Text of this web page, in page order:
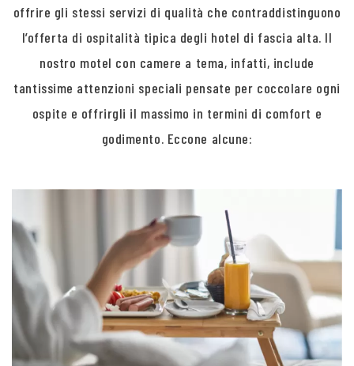
offrire gli stessi servizi di qualità che contraddistinguono
l’offerta di ospitalità tipica degli hotel di fascia alta. Il
nostro motel con camere a tema, infatti, include
tantissime attenzioni speciali pensate per coccolare ogni
ospite e offrirgli il massimo in termini di comfort e
godimento. Eccone alcune: